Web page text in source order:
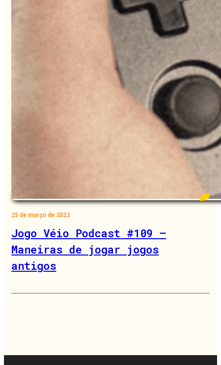
25 de março de 2022
Jogo Véio Podcast #109 –
Maneiras de jogar jogos
antigos